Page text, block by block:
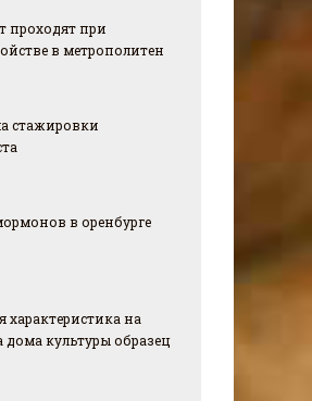
проходят при
в метрополитен
стажировки
в оренбурге
характеристика на
дома культуры образец